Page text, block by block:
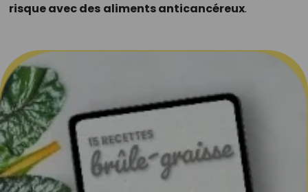
risque avec des aliments anticancéreux.